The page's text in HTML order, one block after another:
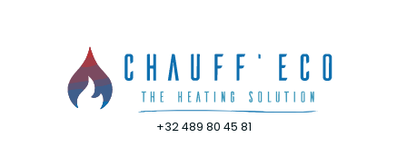
+32 489 80 45 81